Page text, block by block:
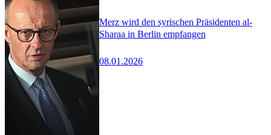
Merz wird den syrischen Präsidenten al-
Sharaa in Berlin empfangen
08.01.2026